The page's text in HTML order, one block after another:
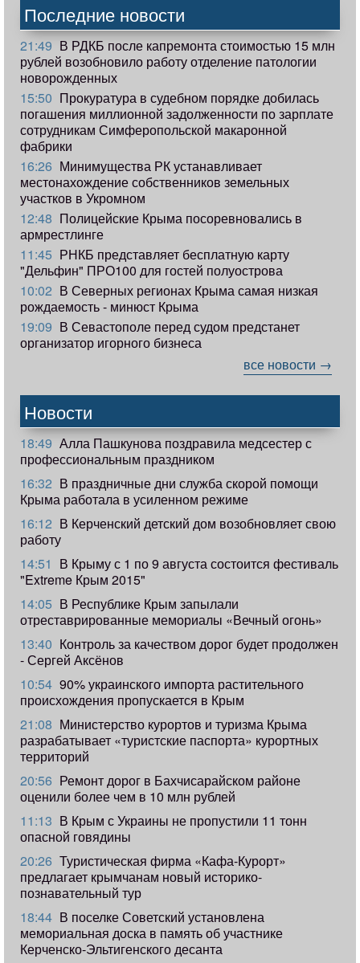
Последние новости
21:49 В РДКБ после капремонта стоимостью 15 млн
рублей возобновило работу отделение патологии
новорожденных
15:50 Прокуратура в судебном порядке добилась
погашения миллионной задолженности по зарплате
сотрудникам Симферопольской макаронной
фабрики
16:26 Минимущества РК устанавливает
местонахождение собственников земельных
участков в Укромном
12:48 Полицейские Крыма посоревновались в
армрестлинге
11:45 РНКБ представляет бесплатную карту
"Дельфин" ПРО100 для гостей полуострова
10:02 В Северных регионах Крыма самая низкая
рождаемость - минюст Крыма
19:09 В Севастополе перед судом предстанет
организатор игорного бизнеса
все новости →
Новости
18:49 Алла Пашкунова поздравила медсестер с
профессиональным праздником
16:32 В праздничные дни служба скорой помощи
Крыма работала в усиленном режиме
16:12 В Керченский детский дом возобновляет свою
работу
14:51 В Крыму с 1 по 9 августа состоится фестиваль
"Extreme Крым 2015"
14:05 В Республике Крым запылали
отреставрированные мемориалы «Вечный огонь»
13:40 Контроль за качеством дорог будет продолжен
- Сергей Аксёнов
10:54 90% украинского импорта растительного
происхождения пропускается в Крым
21:08 Министерство курортов и туризма Крыма
разрабатывает «туристские паспорта» курортных
территорий
20:56 Ремонт дорог в Бахчисарайском районе
оценили более чем в 10 млн рублей
11:13 В Крым с Украины не пропустили 11 тонн
опасной говядины
20:26 Туристическая фирма «Кафа-Курорт»
предлагает крымчанам новый историко-
познавательный тур
18:44 В поселке Советский установлена
мемориальная доска в память об участнике
Керченско-Эльтигенского десанта